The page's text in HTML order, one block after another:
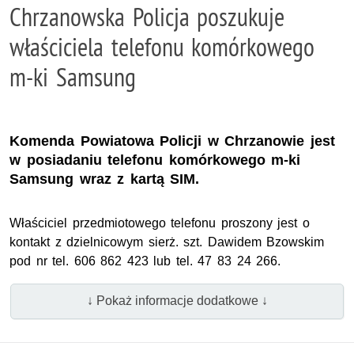
Chrzanowska Policja poszukuje
właściciela telefonu komórkowego
m-ki Samsung
Komenda Powiatowa Policji w Chrzanowie jest
w posiadaniu telefonu komórkowego m-ki
Samsung wraz z kartą SIM.
Właściciel przedmiotowego telefonu proszony jest o
kontakt z dzielnicowym sierż. szt. Dawidem Bzowskim
pod nr tel. 606 862 423 lub tel. 47 83 24 266.
↓ Pokaż informacje dodatkowe ↓